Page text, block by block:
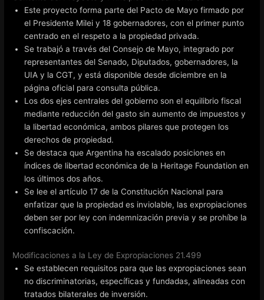
Este proyecto forma parte del Pacto de Mayo firmado por
el Presidente Milei y 18 gobernadores, con el primer punto
centrado en el respeto a la propiedad privada.
Se trabajó a través del Consejo de Mayo, integrado por
representantes del Senado, Diputados, gobernadores, la
UIA y la CGT, y está disponible desde diciembre en la
página oficial para consulta pública.
Los dos ejes centrales del gobierno son el equilibrio fiscal
mediante reducción del gasto sin aumento de impuestos y
la libertad económica, ambos pilares que protegen los
derechos de propiedad.
Se destaca que Argentina ha escalado posiciones en
índices de libertad económica de la Heritage Foundation en
los últimos dos años.
Se lee el artículo 17 de la Constitución Nacional para
enfatizar que la propiedad es inviolable, las expropiaciones
deben ser por ley con indemnización previa y se prohíbe la
confiscación.
Modificaciones a la Ley de Expropiaciones 21.499
Se establecen requisitos para que las expropiaciones sean
no discriminatorias, específicas y fundadas, alineadas con
tratados bilaterales de inversión.